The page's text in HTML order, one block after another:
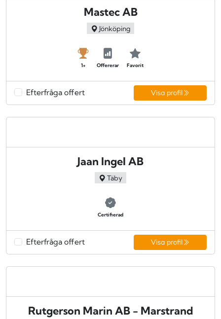
Mastec AB
Jönköping
1+ Offererar Favorit
Efterfråga offert Visa profil
Jaan Ingel AB
Täby
Certifierad
Efterfråga offert Visa profil
Rutgerson Marin AB - Marstrand